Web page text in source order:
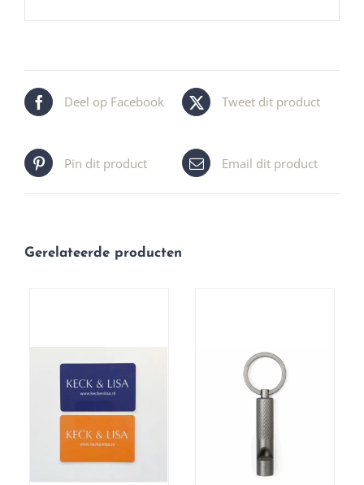
Deel op Facebook Tweet dit product
Pin dit product Email dit product
Gerelateerde producten